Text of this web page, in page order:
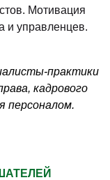
Мотивация
и управленцев.
практики
кадрового
персоналом.